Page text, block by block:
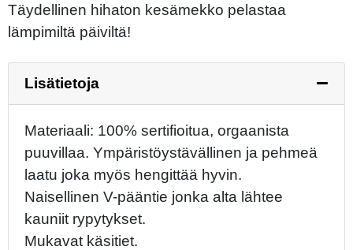
Täydellinen hihaton kesämekko pelastaa
lämpimiltä päiviltä!
Lisätietoja
Materiaali: 100% sertifioitua, orgaanista
puuvillaa. Ympäristöystävällinen ja pehmeä
laatu joka myös hengittää hyvin.
Naisellinen V-pääntie jonka alta lähtee
kauniit rypytykset.
Mukavat käsitiet.